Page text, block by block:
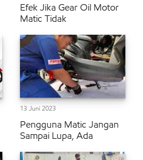
Efek Jika Gear Oil Motor
Matic Tidak
13 Juni 2023
Pengguna Matic Jangan
Sampai Lupa, Ada